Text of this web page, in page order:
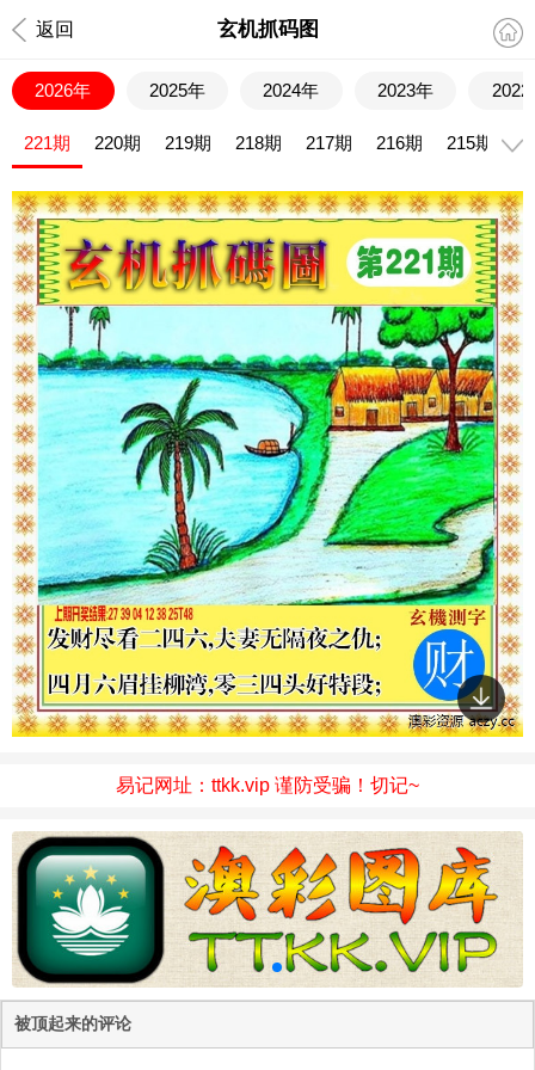
返回 玄机抓码图
2026年 2025年 2024年 2023年 2022
221期 220期 219期 218期 217期 216期 215期
易记网址：ttkk.vip 谨防受骗！切记~